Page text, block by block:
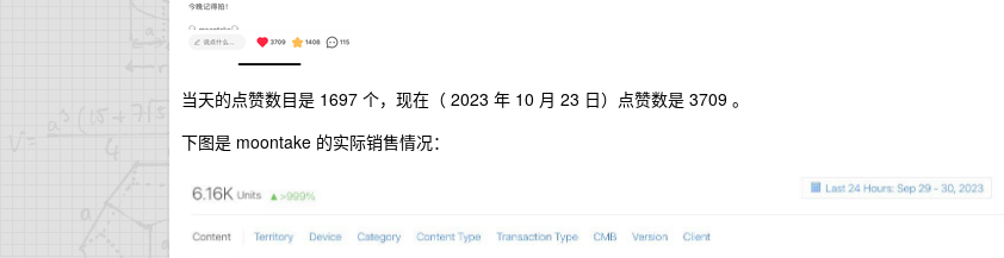
当天的点赞数目是 1697 个，现在（ 2023 年 10 月 23 日）点赞数是 3709 。
下图是 moontake 的实际销售情况：